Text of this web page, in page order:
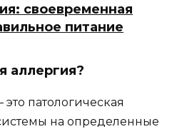
аллергия?
это патологическая
на определенные